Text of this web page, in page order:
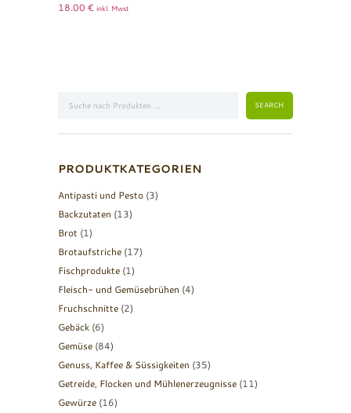
18.00 € inkl. Mwst
PRODUKTKATEGORIEN
Antipasti und Pesto (3)
Backzutaten (13)
Brot (1)
Brotaufstriche (17)
Fischprodukte (1)
Fleisch- und Gemüsebrühen (4)
Fruchschnitte (2)
Gebäck (6)
Gemüse (84)
Genuss, Kaffee & Süssigkeiten (35)
Getreide, Flocken und Mühlenerzeugnisse (11)
Gewürze (16)